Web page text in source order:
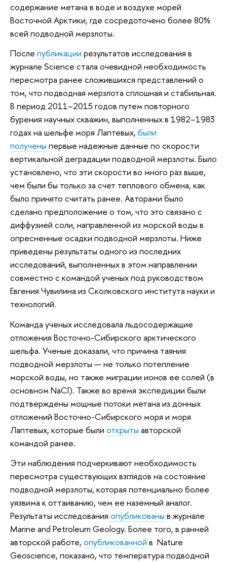
содержание метана в воде и воздухе морей
Восточной Арктики, где сосредоточено более 80%
всей подводной мерзлоты.
После публикации результатов исследования в
журнале Science стала очевидной необходимость
пересмотра ранее сложившихся представлений о
том, что подводная мерзлота сплошная и стабильная.
В период 2011–2015 годов путем повторного
бурения научных скважин, выполненных в 1982–1983
годах на шельфе моря Лаптевых, были
получены первые надежные данные по скорости
вертикальной деградации подводной мерзлоты. Было
установлено, что эти скорости во много раз выше,
чем были бы только за счет теплового обмена, как
было принято считать ранее. Авторами было
сделано предположение о том, что это связано с
диффузией соли, направленной из морской воды в
опресненные осадки подводной мерзлоты. Ниже
приведены результаты одного из последних
исследований, выполненных в этом направлении
совместно с командой ученых под руководством
Евгения Чувилина из Сколковского института науки и
технологий.
Команда ученых исследовала льдосодержащие
отложения Восточно-Сибирского арктического
шельфа. Ученые доказали, что причина таяния
подводной мерзлоты — не только потепление
морской воды, но также миграции ионов ее солей (в
основном NaCl). Также во время экспедиции были
подтверждены мощные потоки метана из донных
отложений Восточно-Сибирского моря и моря
Лаптевых, которые были открыты авторской
командой ранее.
Эти наблюдения подчеркивают необходимость
пересмотра существующих взглядов на состояние
подводной мерзлоты, которая потенциально более
уязвима к оттаиванию, чем ее наземный аналог.
Результаты исследования опубликованы в журнале
Marine and Petroleum Geology. Более того, в ранней
авторской работе, опубликованной в Nature
Geoscience, показано, что температура подводной